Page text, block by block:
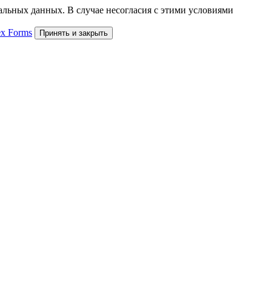
данных. В случае несогласия с этими условиями
Forms Принять и закрыть